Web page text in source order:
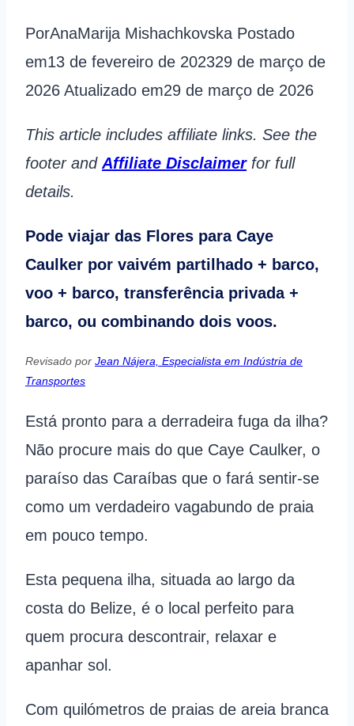
PorAnaMarija Mishachkovska Postado
em13 de fevereiro de 202329 de março de
2026 Atualizado em29 de março de 2026
This article includes affiliate links. See the
footer and Affiliate Disclaimerfor full
details.
Pode viajar das Flores para Caye
Caulker por vaivém partilhado + barco,
voo + barco, transferência privada +
barco, ou combinando dois voos.
Revisado por Jean Nájera, Especialista em Indústria de
Transportes
Está pronto para a derradeira fuga da ilha?
Não procure mais do que Caye Caulker, o
paraíso das Caraíbas que o fará sentir-se
como um verdadeiro vagabundo de praia
em pouco tempo.
Esta pequena ilha, situada ao largo da
costa do Belize, é o local perfeito para
quem procura descontrair, relaxar e
apanhar sol.
Com quilómetros de praias de areia branca